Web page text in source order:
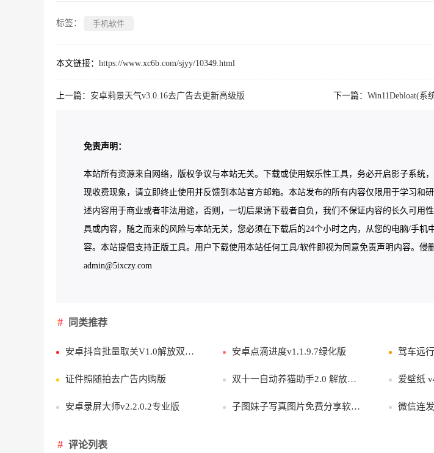
标签： 手机软件
本文链接： https://www.xc6b.com/sjyy/10349.html
上一篇： 安卓莉景天气v3.0.16去广告去更新高级版 下一篇：Win11Debloat(系
免责声明：
本站所有资源来自网络，版权争议与本站无关。下载或使用娱乐性工具，务必开启影子系统
现收费现象，请立即终止使用并反馈到本站官方邮箱。本站发布的所有内容仅限用于学习和
述内容用于商业或者非法用途，否则，一切后果请下载者自负，我们不保证内容的长久可用
具或内容，随之而来的风险与本站无关，您必须在下载后的24个小时之内，从您的电脑/手机
容。本站提倡支持正版工具。用户下载使用本站任何工具/软件即视为同意免责声明内容。侵
admin@5ixczy.com
同类推荐
安卓抖音批量取关V1.0解放双手一键取关 安卓点滴进度v1.1.9.7绿化版 驾车远行复
证件照随拍去广告内购版 双十一自动养猫助手2.0 解放你的双手！ 爱壁纸
安卓录屏大师v2.2.0.2专业版 子图妹子写真图片免费分享软件v2.0.20 微信连发
评论列表